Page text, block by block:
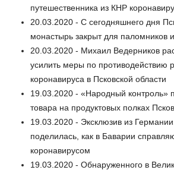
путешественника из КНР
20.03.2020 - С сегодняшнего дня
монастырь закрыт для паломников
20.03.2020 - Михаил Ведерников
усилить меры по противодействию
коронавируса в Псковской области
19.03.2020 - «Народный контроль»
товара на продуктовых полках
19.03.2020 - Эксклюзив из
поделилась, как в Баварии
коронавирусом
19.03.2020 - Обнаруженного в